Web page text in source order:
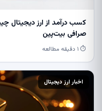
کسب درآمد از ارز
صرافی بیت‌پین
⏱ ۱ دقیقه مطالعه
اخبار ارز دیجیتال